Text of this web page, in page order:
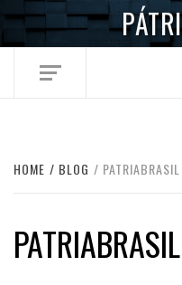
Skip
HOME BLOG PATRIABRASIL
PATRIABRASIL